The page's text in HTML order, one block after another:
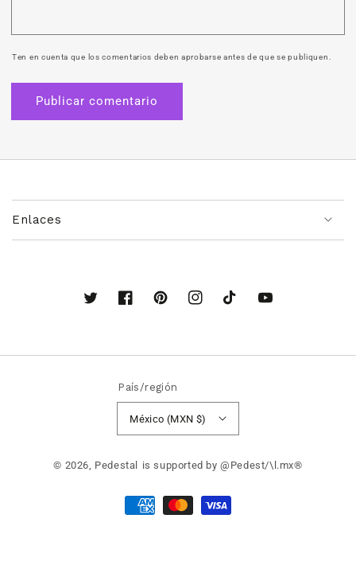
Ten en cuenta que los comentarios deben aprobarse antes de que se publiquen.
Enlaces
TwitterFacebookPinterestInstagramTikTok YouTube
País/región
México (MXN $)
© 2026, Pedestal is supported by @Pedest/\l.mx®
Formas
de